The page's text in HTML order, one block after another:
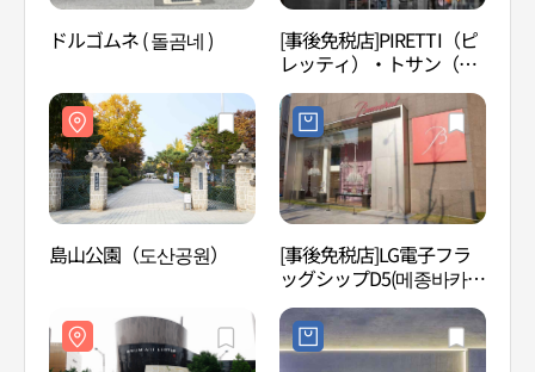
ドルゴムネ ( 돌곰네 )
[事後免税店]PIRETTI（ピ
レッティ）・トサン（島
山）フラッグショップ(피
레티 도산FLAGSHOP)
島山公園（도산공원）
[事後免税店]LG電子フラ
ッグシップD5(메종바카라
서울)